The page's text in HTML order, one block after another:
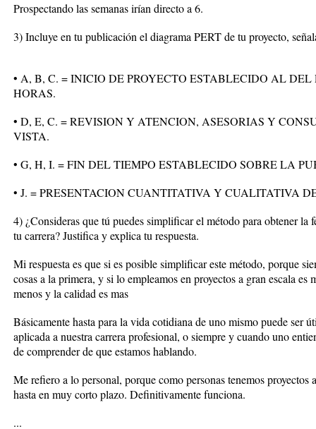
Prospectando las semanas irían directo a 6.
3) Incluye en tu publicación el diagrama PERT de tu proyecto,
• A, B, C. = INICIO DE PROYECTO ESTABLECIDO AL
HORAS.
• D, E, C. = REVISION Y ATENCION, ASESORIAS Y
VISTA.
• G, H, I. = FIN DEL TIEMPO ESTABLECIDO SOBRE LA
• J. = PRESENTACION CUANTITATIVA Y CUALITATIVA
4) ¿Consideras que tú puedes simplificar el método para obtener la
tu carrera? Justifica y explica tu respuesta.
Mi respuesta es que si es posible simplificar este método, porque
cosas a la primera, y si lo empleamos en proyectos a gran escala
menos y la calidad es mas
Básicamente hasta para la vida cotidiana de uno mismo puede ser
aplicada a nuestra carrera profesional, o siempre y cuando uno
de comprender de que estamos hablando.
Me refiero a lo personal, porque como personas tenemos
hasta en muy corto plazo. Definitivamente funciona.
...